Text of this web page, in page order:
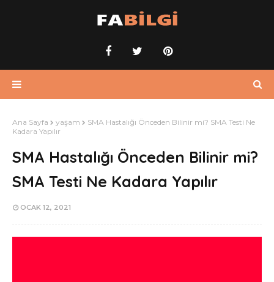
Ana Sayfa yaşam
SMA Hastalığı Önceden Bilinir mi? SMA Testi Ne
Kadara Yapılır
SMA Hastalığı Önceden Bilinir mi?
SMA Testi Ne Kadara Yapılır
OCAK 12, 2021